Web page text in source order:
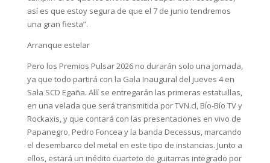
así es que estoy segura de que el 7 de junio tendremos
una gran fiesta”.
Arranque estelar
Pero los Premios Pulsar 2026 no durarán solo una jornada,
ya que todo partirá con la Gala Inaugural del jueves 4 en
Sala SCD Egaña. Allí se entregarán las primeras estatuillas,
en una velada que será transmitida por TVN.cl, Bío-Bío TV y
Rockaxis, y que contará con las presentaciones en vivo de
Papanegro, Pedro Foncea y la banda Decessus, marcando
el desembarco del metal en este tipo de instancias. Junto a
ellos, estará un inédito cuarteto de guitarras integrado por